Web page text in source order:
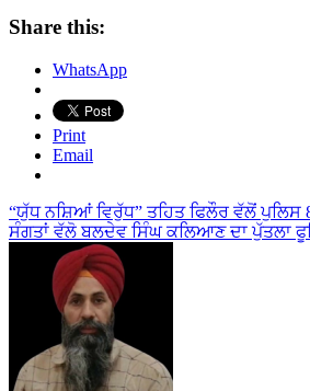
Share this:
WhatsApp
Print
Email
Post
navigation
“ਯੁੱਧ ਨਸ਼ਿਆਂ ਵਿਰੁੱਧ” ਤਹਿਤ ਫਿਲੌਰ ਵੱਲੋਂ ਪੁਲਿਸ
ਸੰਗਤਾਂ ਵੱਲੋ ਬਲਦੇਵ ਸਿੰਘ ਕਲਿਆਣ ਦਾ ਪੁੱਤਲਾ